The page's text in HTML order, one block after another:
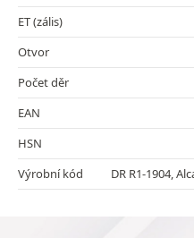
ET (zális)
Otvor
Počet děr
EAN
HSN
Výrobní kód
DR R1-1904,